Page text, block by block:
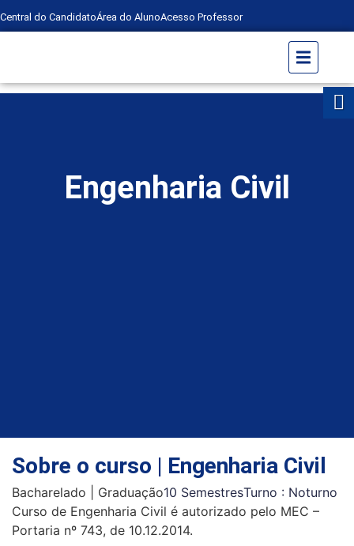
Central do CandidatoÁrea do AlunoAcesso Professor
Engenharia Civil
Sobre o curso | Engenharia Civil
Bacharelado Graduação10 SemestresTurno : Noturno
Curso de Engenharia Civil é autorizado pelo MEC –
Portaria nº 743, de 10.12.2014.